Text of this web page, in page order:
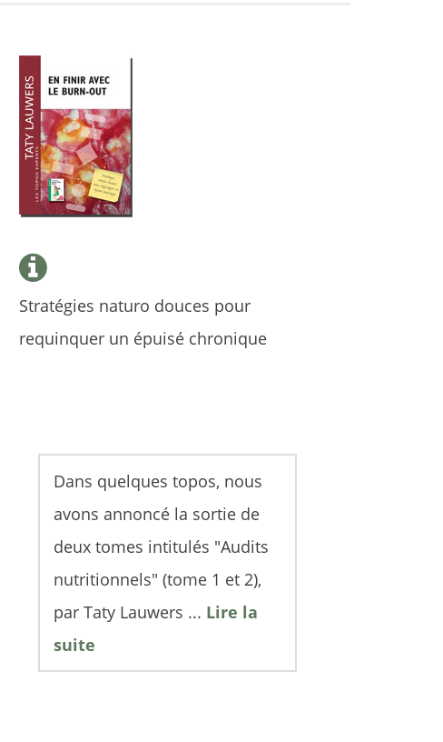
Stratégies naturo douces pour
requinquer un épuisé chronique
Dans quelques topos, nous
avons annoncé la sortie de
deux tomes intitulés "Audits
nutritionnels" (tome 1 et 2),
par Taty Lauwers ... Lire la
suite